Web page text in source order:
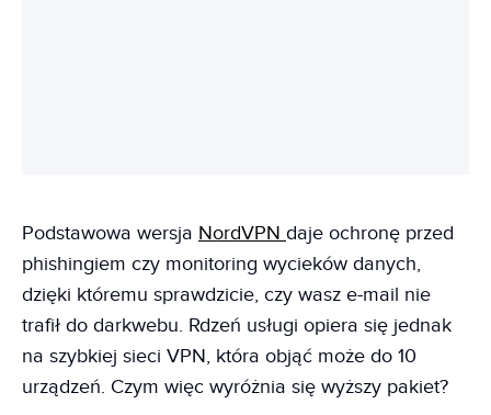
Podstawowa wersja NordVPN daje ochronę przed
phishingiem czy monitoring wycieków danych,
dzięki któremu sprawdzicie, czy wasz e-mail nie
trafił do darkwebu. Rdzeń usługi opiera się jednak
na szybkiej sieci VPN, która objąć może do 10
urządzeń. Czym więc wyróżnia się wyższy pakiet?